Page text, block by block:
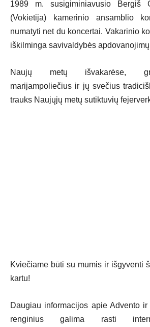
1989 m. susigiminiavusio Bergiš
(Vokietija) kamerinio ansamblio
numatyti net du koncertai. Vakarinio
iškilminga savivaldybės
Naujų metų išvakarėse,
marijampoliečius ir jų svečius
trauks Naujųjų metų sutiktuvių
Kviečiame būti su mumis ir išgyventi
kartu!
Daugiau informacijos apie Advento
renginius galima rasti